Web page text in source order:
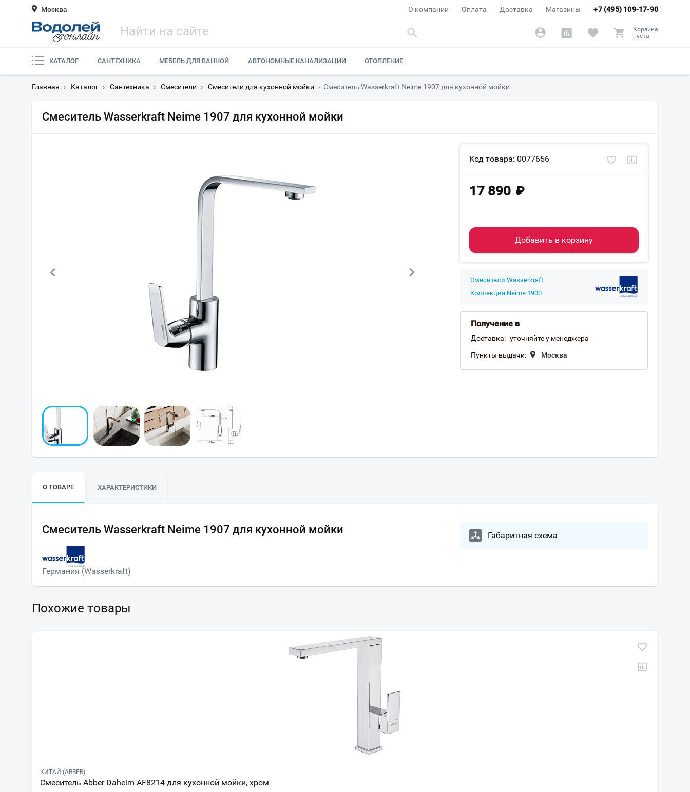
Москва +7 (495) 109-17-90
О компании Оплата Доставка Магазины
Корзина
пуста
КАТАЛОГ САНТЕХНИКА МЕБЕЛЬ ДЛЯ ВАННОЙ АВТОНОМНЫЕ КАНАЛИЗАЦИИ ОТОПЛЕНИЕ
Главная › Каталог › Сантехника › Смесители › Смесители для кухонной мойки › Смеситель Wasserkraft Neime 1907 для кухонной мойки
Смеситель Wasserkraft Neime 1907 для кухонной мойки
Код товара: 0077656
17 890 ₽
Добавить в корзину
Смесители Wasserkraft
Коллекция Neime 1900
Получение в
Доставка: уточняйте у менеджера
Пункты выдачи: Москва
О ТОВАРЕ ХАРАКТЕРИСТИКИ
Смеситель Wasserkraft Neime 1907 для кухонной мойки
Германия (Wasserkraft)
Габаритная схема
Похожие товары
КИТАЙ (ABBER)
Смеситель Abber Daheim AF8214 для кухонной мойки, хром